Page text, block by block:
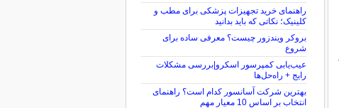
راهنمای خرید تجهیزات پزشکی برای مطب و
کلینیک؛ نکاتی که باید بدانید
بروکر ویندزور چیست؟ معرفی ساده برای
شروع
عیب‌یابی کمپرسور اسکرو|بررسی مشکلات
رایج + راه‌حل‌ها
بهترین شرکت آسانسور کدام است؟ راهنمای
انتخاب بر اساس 10 معیار مهم